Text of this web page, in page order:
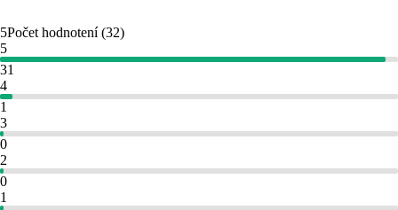
5Počet hodnotení(32)
5
31
4
1
3
0
2
0
1